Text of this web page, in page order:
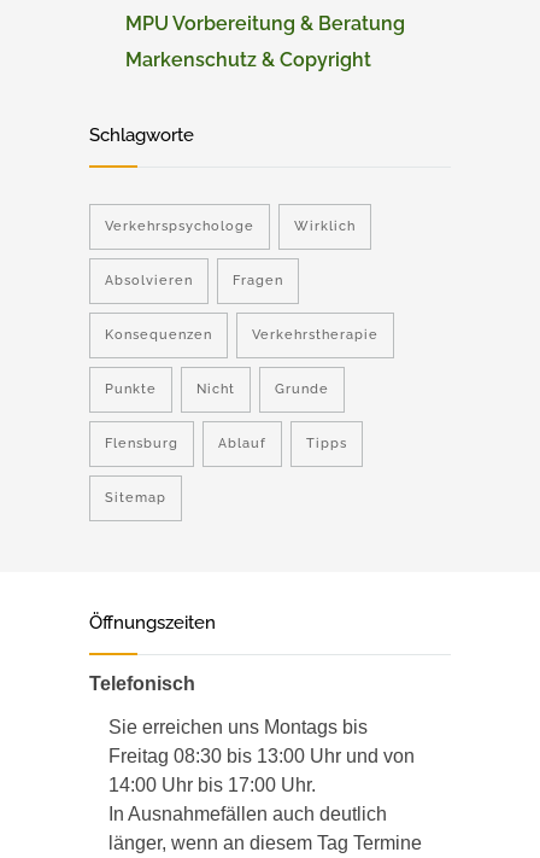
MPU Vorbereitung & Beratung
Markenschutz & Copyright
Schlagworte
Verkehrspsychologe Wirklich
Absolvieren Fragen
Konsequenzen Verkehrstherapie
Punkte Nicht Grunde
Flensburg Ablauf Tipps
Sitemap
Öffnungszeiten
Telefonisch
Sie erreichen uns Montags bis
Freitag 08:30 bis 13:00 Uhr und von
14:00 Uhr bis 17:00 Uhr.
In Ausnahmefällen auch deutlich
länger, wenn an diesem Tag Termine